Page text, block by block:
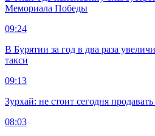
Мемориала Победы
09:24
В Бурятии за год в два раза
такси
09:13
Зурхай: не стоит сегодня
08:03